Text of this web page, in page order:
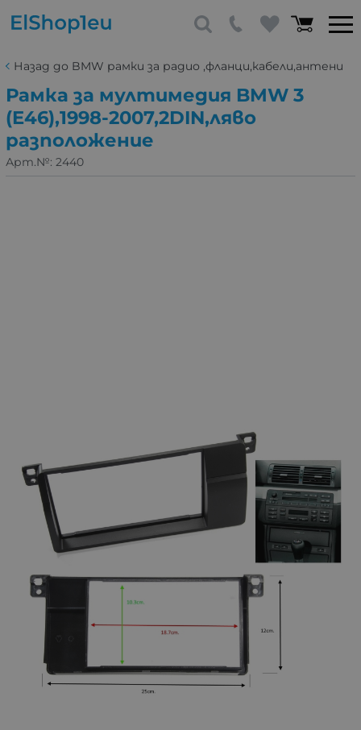
Назад до BMW рамки за радио ,фланци,кабели,антени
Рамка за мултимедия BMW 3
(E46),1998-2007,2DIN,ляво
разположение
Арт.№: 2440